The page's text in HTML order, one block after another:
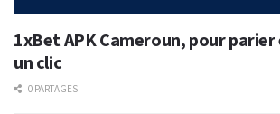
1xBet APK Cameroun, pour parier
un clic
0 PARTAGES